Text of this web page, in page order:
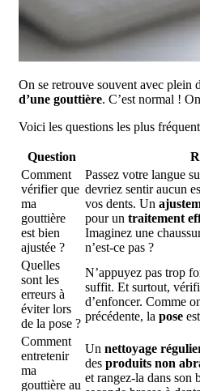
On se retrouve souvent avec plein
d’une gouttière. C’est normal !
Voici les questions les plus
Question
Comment
vérifier que
ma
gouttière
est bien
ajustée ?
Passez votre langue
devriez sentir aucun
vos dents. Un
pour un traitement
Imaginez une
n’est-ce pas ?
Quelles
sont les
erreurs à
éviter lors
de la pose ?
N’appuyez pas trop
suffit. Et surtout,
d’enfoncer. Comme
précédente, la pose
Comment
entretenir
ma
gouttière au
Un nettoyage
des produits non
et rangez-la dans son